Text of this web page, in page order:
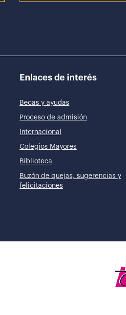
Enlaces de interés
Becas y ayudas
Proceso de admisión
Internacional
Colegios Mayores
Biblioteca
Buzón de quejas, sugerencias y
felicitaciones